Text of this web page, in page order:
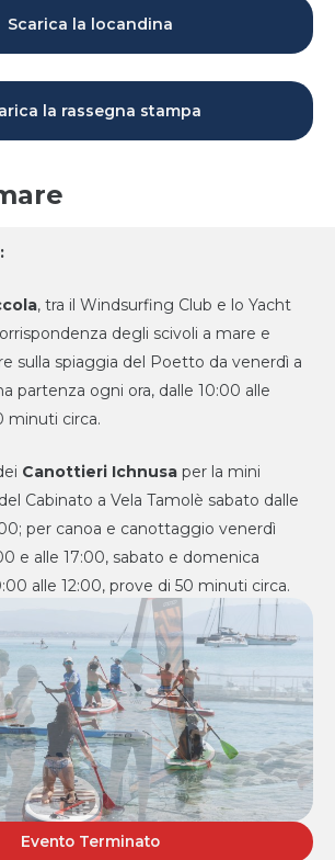
Scarica la locandina
la rassegna stampa
, tra il Windsurfing Club e lo Yacht
degli scivoli a mare e
sulla spiaggia del Poetto da venerdì a
partenza ogni ora, dalle 10:00 alle
minuti circa.
Canottieri Ichnusa per la mini
Cabinato a Vela Tamolè sabato dalle
per canoa e canottaggio venerdì
e alle 17:00, sabato e domenica
alle 12:00, prove di 50 minuti circa.
Evento Terminato